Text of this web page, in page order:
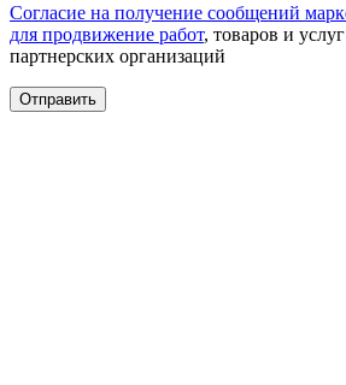
Согласие на получение сообщений
для продвижение работ, товаров и
партнерских организаций